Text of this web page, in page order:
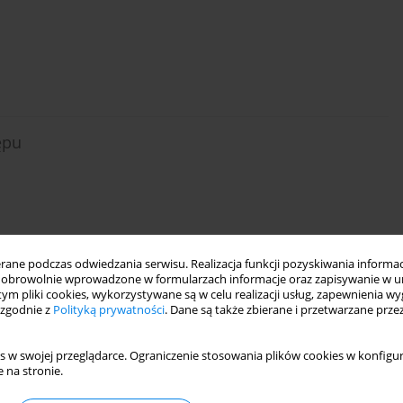
podczas odwiedzania serwisu. Realizacja funkcji pozyskiwania
wprowadzone w formularzach informacje oraz zapisywanie w
pliki cookies, wykorzystywane są w celu realizacji usług, zapewnienia
z Polityką prywatności. Dane są także zbierane i przetwarzane
w swojej przeglądarce. Ograniczenie stosowania plików cookies w
na stronie.
w sprawie kierunków zmian w
kraju